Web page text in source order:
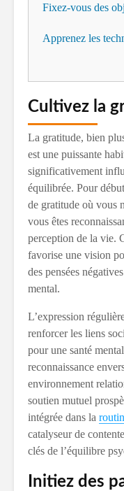
Fixez-vous des
Apprenez les
Cultivez la
La gratitude, bien
est une puissante
significativement
équilibrée. Pour
de gratitude où vous
vous êtes
perception de la vie.
favorise une vision
des pensées
mental.
L’expression
renforcer les liens
pour une santé
reconnaissance
environnement
soutien mutuel
intégrée dans la
catalyseur de
clés de l’équilibre
Initiez des